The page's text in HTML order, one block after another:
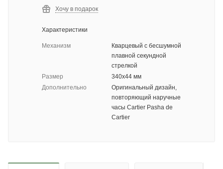
Хочу в подарок
Характеристики
Механизм
Кварцевый с бесшумной
плавной секундной
стрелкой
Размер
340x44 мм
Дополнительно
Оригинальный дизайн,
повторяющий наручные
часы Cartier Pasha de
Cartier